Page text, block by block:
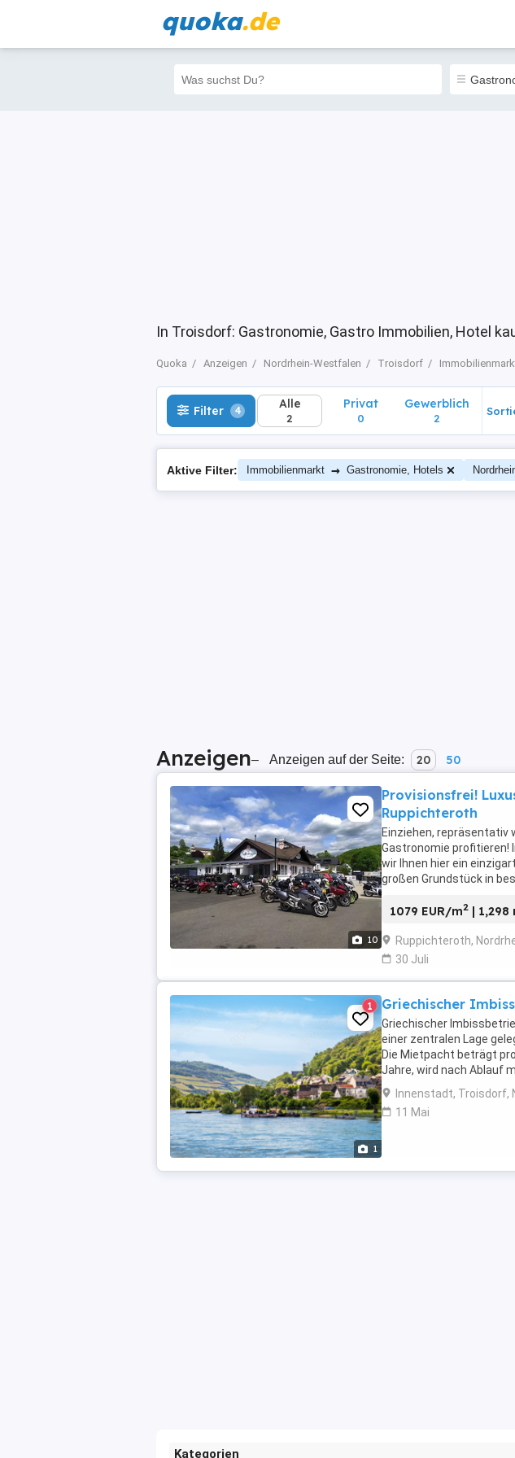
quoka.de
In Troisdorf: Gastronomie, Gastro Immobilien, Hotel
Quoka Anzeigen Nordrhein-Westfalen Troisdorf
Filter 4 Alle
2
Filter 4 Alle
2
Privat
0
Gewerblich
2
Aktive Filter: Immobilienmarkt → Gastronomie, Hotels
Anzeigen– Anzeigen auf der Seite: 20 50
10
Provisionsfrei!
Ruppichteroth
Einziehen, repräsentativ
Gastronomie
wir Ihnen hier ein
großen Grundstück in
1079 EUR/m2 | 1,298
Ruppichteroth,
30 Juli
1
1 Griechischer
Griechischer
einer zentralen Lage
Die Mietpacht beträgt
Jahre, wird nach Ablauf
beträgt ca. 120,000 EUR ...
Innenstadt, Troisdorf,
11 Mai
Kategorien